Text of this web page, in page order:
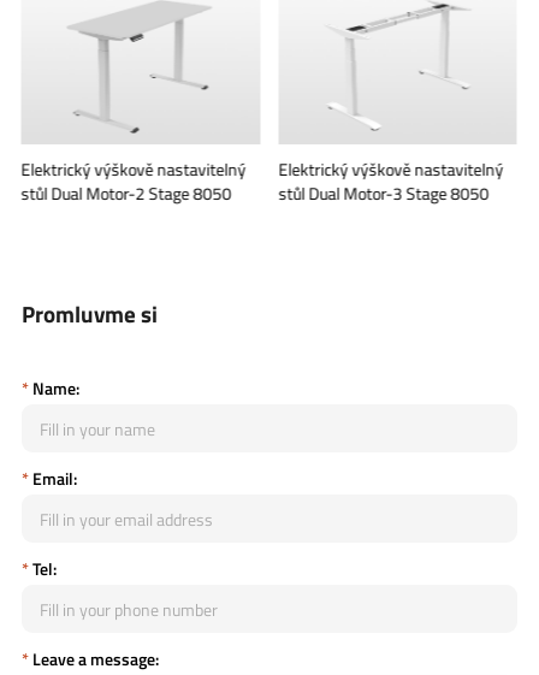
Elektrický výškově nastavitelný
stůl Dual Motor-2 Stage 8050
Elektrický výškově nastavitelný
stůl Dual Motor-3 Stage 8050
Promluvme si
*Name:
*Email:
*Tel:
*Leave a message: